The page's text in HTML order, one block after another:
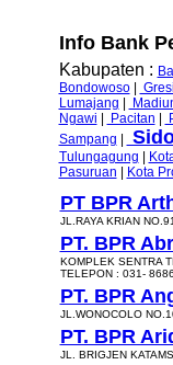
Info Bank
Kabupaten :
Bondowoso|
Lumajang
Ngawi
Pacitan
Sampang
Tulungagung
Pasuruan
Kota
PT BPR
JL.RAYA KRIAN
PT. BPR
KOMPLEK SENTRA
TELEPON : 031-
PT. BPR
JL.WONOCOLO
PT. BPR
JL. BRIGJEN